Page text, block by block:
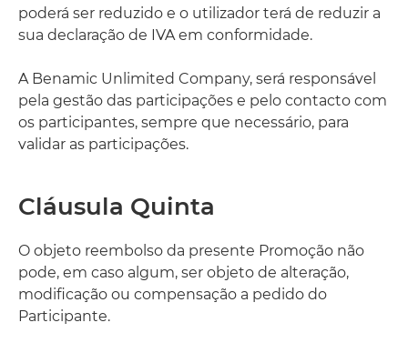
poderá ser reduzido e o utilizador terá de reduzir a
sua declaração de IVA em conformidade.
A Benamic Unlimited Company, será responsável
pela gestão das participações e pelo contacto com
os participantes, sempre que necessário, para
validar as participações.
Cláusula Quinta
O objeto reembolso da presente Promoção não
pode, em caso algum, ser objeto de alteração,
modificação ou compensação a pedido do
Participante.